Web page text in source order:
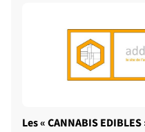
Les « CANNABIS